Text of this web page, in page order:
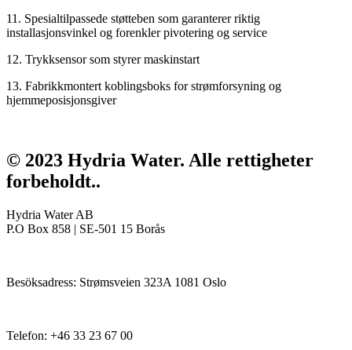
11. Spesialtilpassede støtteben som garanterer riktig
installasjonsvinkel og forenkler pivotering og service
12. Trykksensor som styrer maskinstart
13. Fabrikkmontert koblingsboks for strømforsyning og
hjemmeposisjonsgiver
© 2023 Hydria Water. Alle rettigheter
forbeholdt..
Hydria Water AB
P.O Box 858 | SE-501 15 Borås
Besöksadress: Strømsveien 323A 1081 Oslo
Telefon: +46 33 23 67 00